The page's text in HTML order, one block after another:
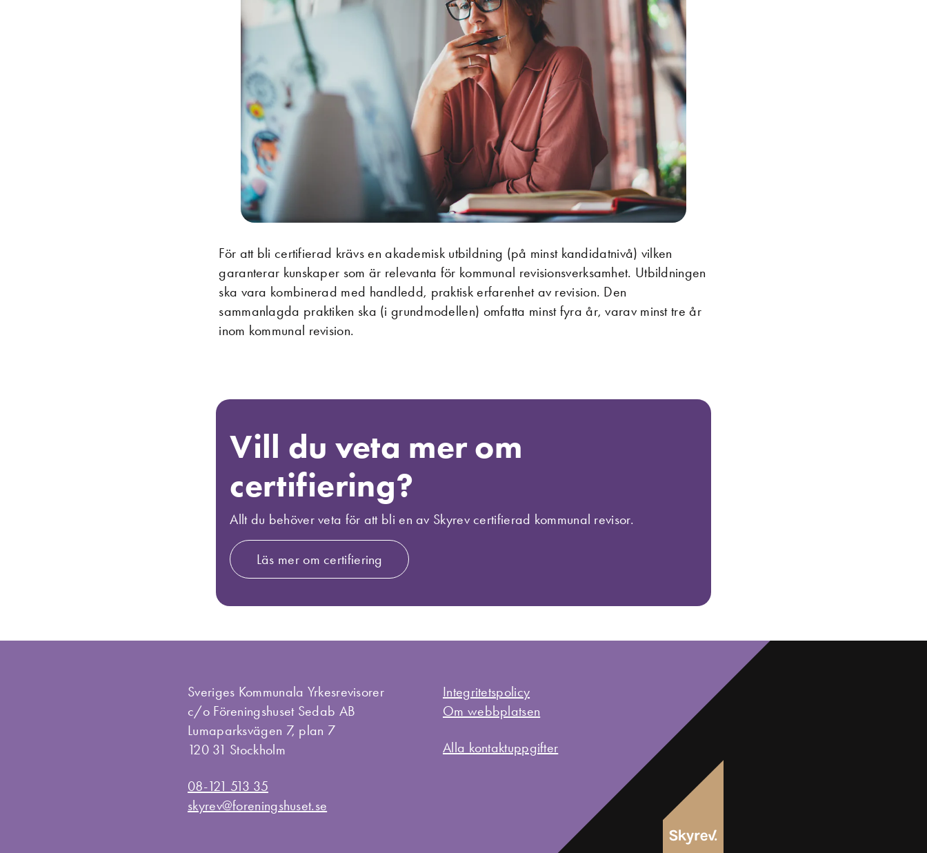
För att bli certifierad krävs en akademisk utbildning (på minst kandidatnivå) vilken
garanterar kunskaper som är relevanta för kommunal revisionsverksamhet. Utbildningen
ska vara kombinerad med handledd, praktisk erfarenhet av revision. Den
sammanlagda praktiken ska (i grundmodellen) omfatta minst fyra år, varav minst tre år
inom kommunal revision.
Vill du veta mer om
certifiering?
Allt du behöver veta för att bli en av Skyrev certifierad kommunal revisor.
Läs mer om certifiering
Sveriges Kommunala Yrkesrevisorer
c/o Föreningshuset Sedab AB
Lumaparksvägen 7, plan 7
120 31 Stockholm
08-121 513 35
skyrev@foreningshuset.se
Integritetspolicy
Om webbplatsen
Alla kontaktuppgifter